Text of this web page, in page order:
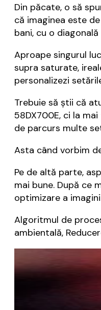
Din păcate, o să
că imaginea este
bani, cu o
Aproape singurul
supra saturate,
personalizezi
Trebuie să știi că
58DX700E, ci la
de parcurs multe
Asta când vorbim
Pe de altă parte,
mai bune. După ce
optimizare a
Algoritmul de
ambientală,